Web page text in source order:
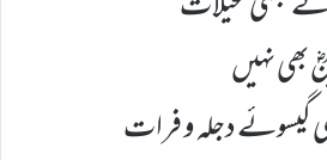
بھی نہیں
گیسوئے دجلہ و فرات